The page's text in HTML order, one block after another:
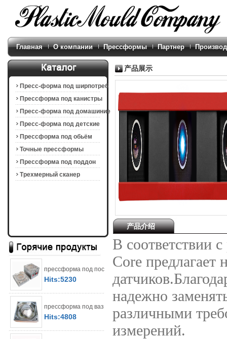
Главная О компании Прессформы Партнер
Пресс-форма под ширпотреб
Прессформа под канистры
Пресс-форма под домашиние
техники
Пресс-форма под детские
продукции
Прессформа под обьём
продукты
Точные прессформы
Прессформа под поддон
Tрехмерный сканер
прессформа под пос
Hits:5230
прессформа под ваз
Hits:4808
产品展示
产品介绍
В соответствии
Core предлагает
надежно
различными
измерений.